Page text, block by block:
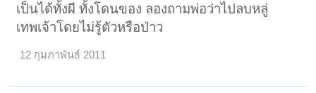
เป็นได้ทั้งผี ทั้งโดนของ ลองถามพ่อว่าไปลบหลู่
เทพเจ้าโดยไม่รู้ตัวหรือป่าว
12 กุมภาพันธ์ 2011